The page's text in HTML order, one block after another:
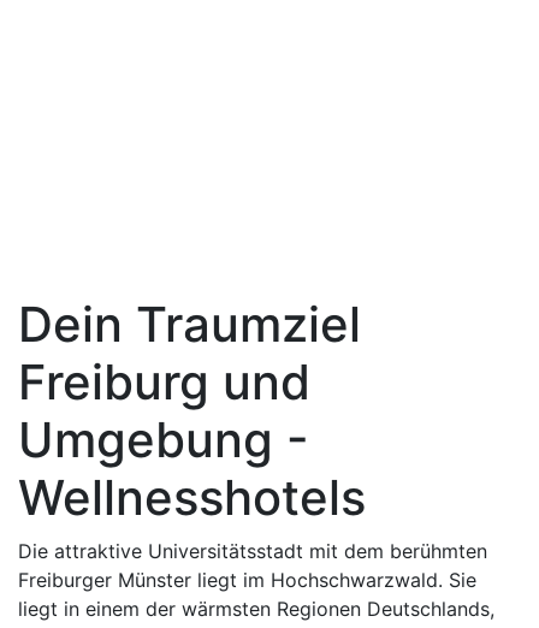
Dein Traumziel
Freiburg und
Umgebung -
Wellnesshotels
Die attraktive Universitätsstadt mit dem berühmten
Freiburger Münster liegt im Hochschwarzwald. Sie
liegt in einem der wärmsten Regionen Deutschlands,